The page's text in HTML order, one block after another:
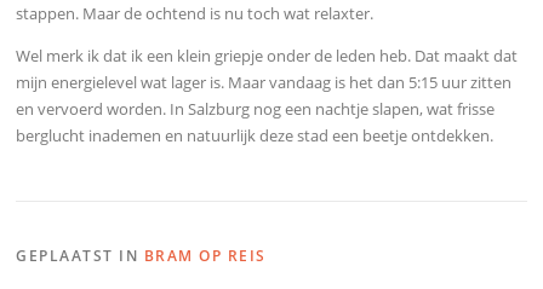
stappen. Maar de ochtend is nu toch wat relaxter.
Wel merk ik dat ik een klein griepje onder de leden heb. Dat maakt dat
mijn energielevel wat lager is. Maar vandaag is het dan 5:15 uur zitten
en vervoerd worden. In Salzburg nog een nachtje slapen, wat frisse
berglucht inademen en natuurlijk deze stad een beetje ontdekken.
GEPLAATST IN BRAM OP REIS